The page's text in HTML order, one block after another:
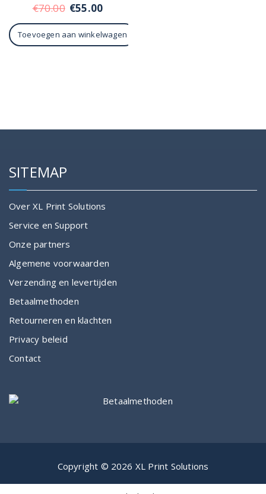
€70.00 Oorspronkelijke
prijs
was:
€55.00
prijs
is:
Toevoegen aan winkelwagen
SITEMAP
Over XL Print Solutions
Service en Support
Onze partners
Algemene voorwaarden
Verzending en levertijden
Betaalmethoden
Retourneren en klachten
Privacy beleid
Contact
Copyright © 2026 XL Print Solutions